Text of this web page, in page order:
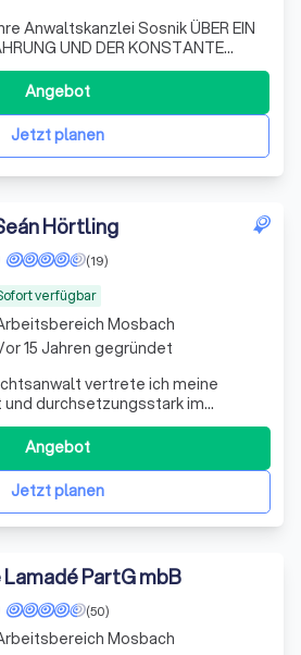
Sosnik ÜBER EIN
UND DER KONSTANTE
SOWIE RECHTLICHEN
DAZU, DASS MEINE MANDANTEN
LEISTUNG RUNDUM
STEHE ICH MIT MEINEM
Jetzt planen
Angebot
Hörtling
verfügbar
(19)
vertrete ich meine
durchsetzungsstark im
sowie im
Privatpersonen wie
verteidige ich in allen Phasen
des Verfahrens - von der ersten Anhörung bis z
Jetzt planen
Angebot
Mosbach
15 Jahren gegründet
PartG mbB
(50)
Mosbach